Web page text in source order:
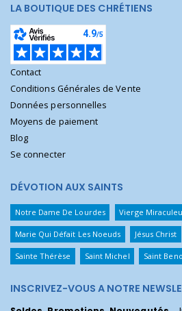
LA BOUTIQUE DES CHRÉTIENS
Contact
Conditions Générales de Vente
Données personnelles
Moyens de paiement
Blog
Se connecter
DÉVOTION AUX SAINTS
Notre Dame De Lourdes Vierge
Marie Qui Défait Les Noeuds Jésus Christ
Sainte Thérèse Saint Michel Saint
INSCRIVEZ-VOUS A NOTRE